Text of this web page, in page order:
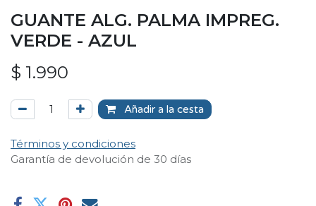
GUANTE ALG. PALMA IMPREG.
VERDE - AZUL
$ 1.990
Añadir a la cesta
Términos y condiciones
Garantía de devolución de 30 días